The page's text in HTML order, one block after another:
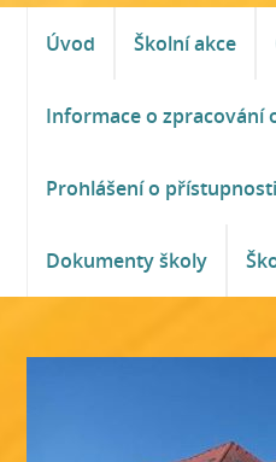
Úvod Školní akce
Informace o zpracování
Prohlášení o
Dokumenty školy